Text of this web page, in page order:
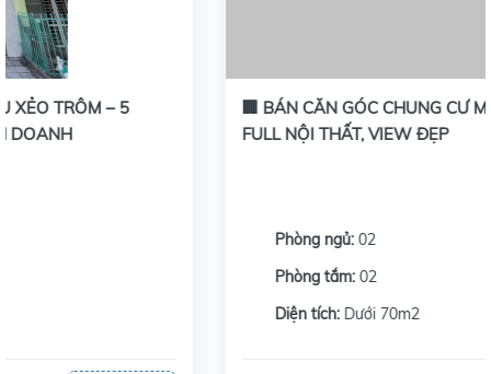
🏢 BÁN CĂN GÓC CHUNG CƯ MARINA TẦNG 17 –
FULL NỘI THẤT, VIEW ĐẸP